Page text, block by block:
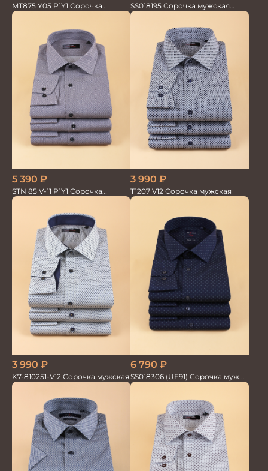
MT875 Y05 P1Y1 Сорочка
мужская
SS018195 Сорочка мужская
GROSTYLE PRIME
5 390 ₽
STN 85 V-11 P1Y1 Сорочка
мужская
3 990 ₽
T1207 V12 Сорочка мужская
3 990 ₽
K7-810251-V12 Сорочка мужская
6 790 ₽
SS018306 (UF91) Сорочка муж.
GROSTYLE TRENDY